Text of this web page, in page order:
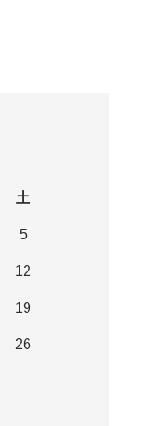
土
5
12
19
26